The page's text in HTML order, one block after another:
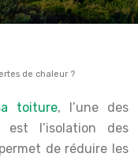
de chaleur ?
toiture, l’une des
est l’isolation des
de réduire les